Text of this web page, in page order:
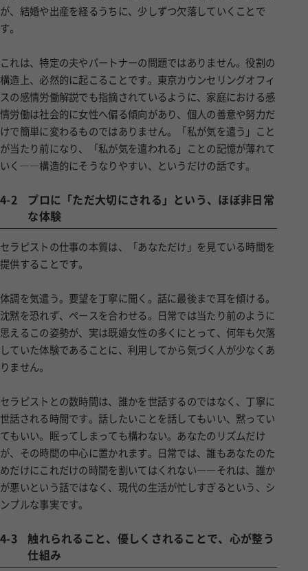
が、結婚や出産を経るうちに、少しずつ欠落していくことで
す。
これは、特定の夫やパートナーの問題ではありません。役割の
構造上、必然的に起こることです。東京カウンセリングオフィ
スの感情労働解説でも指摘されているように、家庭における感
情労働は社会的に女性へ偏る傾向があり、個人の善意や努力だ
けで簡単に変わるものではありません。「私が気を遣う」こと
が当たり前になり、「私が気を遣われる」ことの記憶が薄れて
いく――構造的にそうなりやすい、というだけの話です。
4-2
プロに「ただ大切にされる」という、ほぼ非日常
な体験
セラピストの仕事の本質は、「あなただけ」を見ている時間を
提供することです。
体調を気遣う。要望を丁寧に聞く。話に最後まで耳を傾ける。
沈黙を恐れず、ペースを合わせる。日常では当たり前のように
思えるこの姿勢が、実は既婚女性の多くにとって、何年も欠落
していた体験であることに、利用してから気づく人が少なくあ
りません。
セラピストとの数時間は、誰かを世話するのではなく、丁寧に
世話される時間です。話したいことを話してもいい、黙ってい
てもいい。眠ってしまっても構わない。あなたのリズムだけ
が、その時間の中心に置かれます。日常では、誰もあなたのた
めだけにこれだけの時間を割いてはくれない――それは、誰か
が悪いという話ではなく、現代の生活が忙しすぎるという、シ
ンプルな事実です。
4-3
触れられること、優しくされることで、心が整う
仕組み